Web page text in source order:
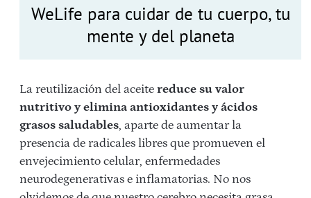
WeLife para cuidar de tu cuerpo, tu
mente y del planeta
La reutilización del aceite reduce su valor
nutritivo y elimina antioxidantes y ácidos
grasos saludables, aparte de aumentar la
presencia de radicales libres que promueven el
envejecimiento celular, enfermedades
neurodegenerativas e inflamatorias. No nos